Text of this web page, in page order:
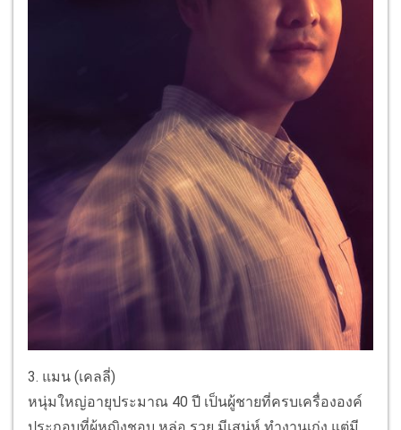
3. แมน (เคลลี่)
หนุ่มใหญ่อายุประมาณ 40 ปี เป็นผู้ชายที่ครบเครื่ององค์